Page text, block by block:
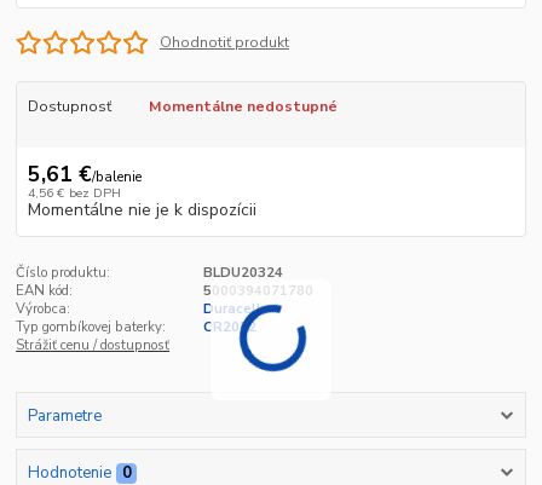
Ohodnotiť produkt
Dostupnosť Momentálne nedostupné
5,61 €/balenie
4,56 € bez DPH
Momentálne nie je k dispozícii
Číslo produktu:
BLDU20324
EAN kód:
5000394071780
Výrobca:
Duracell
Typ gombíkovej baterky:
CR2032
Strážiť cenu / dostupnosť
Parametre
Hodnotenie 0